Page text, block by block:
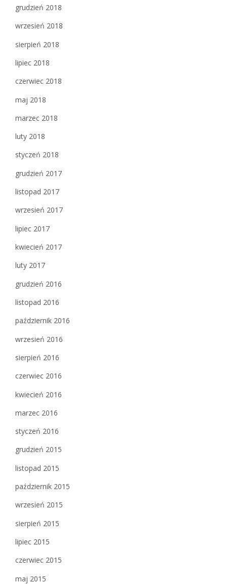
grudzień 2018
wrzesień 2018
sierpień 2018
lipiec 2018
czerwiec 2018
maj 2018
marzec 2018
luty 2018
styczeń 2018
grudzień 2017
listopad 2017
wrzesień 2017
lipiec 2017
kwiecień 2017
luty 2017
grudzień 2016
listopad 2016
październik 2016
wrzesień 2016
sierpień 2016
czerwiec 2016
kwiecień 2016
marzec 2016
styczeń 2016
grudzień 2015
listopad 2015
październik 2015
wrzesień 2015
sierpień 2015
lipiec 2015
czerwiec 2015
maj 2015